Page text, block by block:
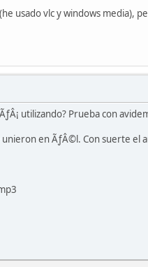
usado vlc y windows media),
utilizando? Prueba con
en ÃƒÂ©l. Con suerte